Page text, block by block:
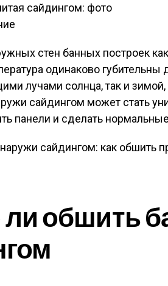
сайдингом: фото
стен банных построек
одинаково губительны
лучами солнца, так и
сайдингом может стать
панели и сделать
обшить